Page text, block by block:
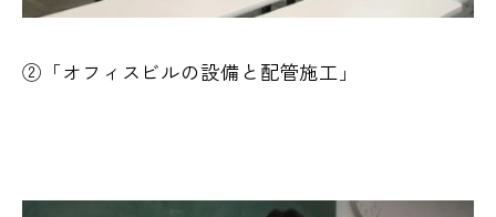
②「オフィスビルの設備と配管施工」